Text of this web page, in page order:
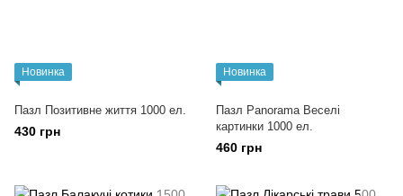
Новинка
Пазл Позитивне життя 1000 ел.
430 грн
Новинка
Пазл Panorama Веселі
картинки 1000 ел.
460 грн